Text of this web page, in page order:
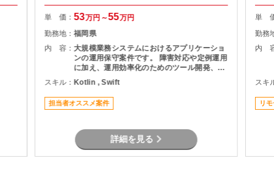
単 価：53万円～55万円
勤務地：福岡県
内 容： 大規模業務システムにおけるアプリケーショ
ンの運用保守案件です。 障害対応や定例運用
に加え、運用効率化のためのツール開発、小
規模アプリケーション開発、業務プロセス改
善など幅広い業務をご担当いただきます。 運
用だけではなく改善提案や開発にも携われる
ため、モバイル開発経験を活かしながらスキ
スキル： Kotlin , Swift
担当者オススメ案件
詳細を見る
単
勤務
内
スキ
リ